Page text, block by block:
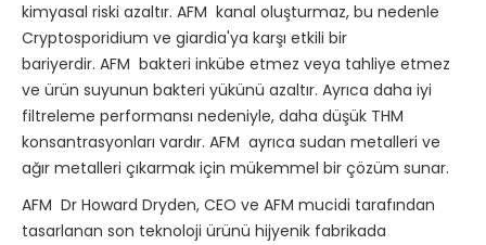
kimyasal riski azaltır. AFM kanal oluşturmaz, bu nedenle
Cryptosporidium ve giardia'ya karşı etkili bir
bariyerdir. AFM bakteri inkübe etmez veya tahliye etmez
ve ürün suyunun bakteri yükünü azaltır. Ayrıca daha iyi
filtreleme performansı nedeniyle, daha düşük THM
konsantrasyonları vardır. AFM ayrıca sudan metalleri ve
ağır metalleri çıkarmak için mükemmel bir çözüm sunar.
AFM Dr Howard Dryden, CEO ve AFM mucidi tarafından
tasarlanan son teknoloji ürünü hijyenik fabrikada